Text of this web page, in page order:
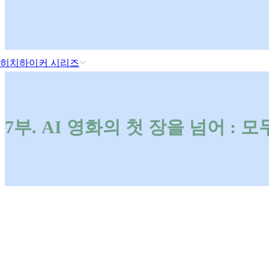
히치하이커 시리즈
7부. AI 영화의 첫 장을 넘어 : 모